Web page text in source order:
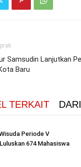
Samsudin Lanjutkan
Baru
TERKAIT
Periode V
674 Mahasiswa